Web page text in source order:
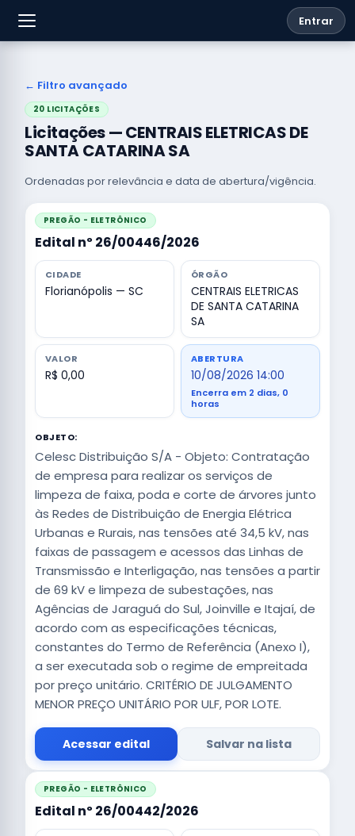
Entrar
← Filtro avançado
20 LICITAÇÕES
Licitações — CENTRAIS ELETRICAS DE
SANTA CATARINA SA
Ordenadas por relevância e data de abertura/vigência.
PREGÃO - ELETRÔNICO
Edital nº 26/00446/2026
CIDADE
Florianópolis — SC
ÓRGÃO
CENTRAIS ELETRICAS
DE SANTA CATARINA
SA
VALOR
R$ 0,00
ABERTURA
10/08/2026 14:00
Encerra em 2 dias, 0
horas
OBJETO:
Celesc Distribuição S/A - Objeto: Contratação
de empresa para realizar os serviços de
limpeza de faixa, poda e corte de árvores junto
às Redes de Distribuição de Energia Elétrica
Urbanas e Rurais, nas tensões até 34,5 kV, nas
faixas de passagem e acessos das Linhas de
Transmissão e Interligação, nas tensões a partir
de 69 kV e limpeza de subestações, nas
Agências de Jaraguá do Sul, Joinville e Itajaí, de
acordo com as especificações técnicas,
constantes do Termo de Referência (Anexo I),
a ser executada sob o regime de empreitada
por preço unitário. CRITÉRIO DE JULGAMENTO
MENOR PREÇO UNITÁRIO POR ULF, POR LOTE.
Acessar edital Salvar na lista
PREGÃO - ELETRÔNICO
Edital nº 26/00442/2026